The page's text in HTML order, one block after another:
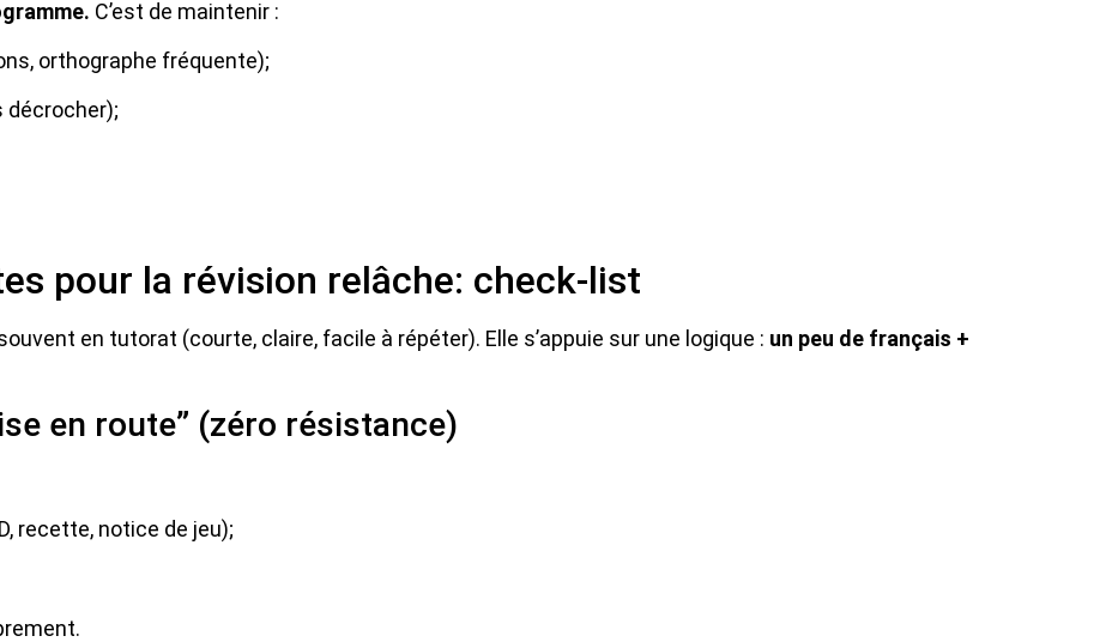
C’est de maintenir :
orthographe fréquente);
décrocher);
pour la révision relâche: check-list
en tutorat (courte, claire, facile à répéter). Elle s’appuie sur une logique : un peu de français +
en route” (zéro résistance)
recette, notice de jeu);